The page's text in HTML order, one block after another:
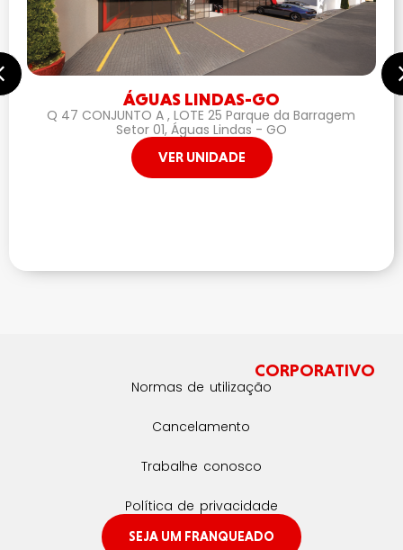
ÁGUAS LINDAS-GO
Q 47 CONJUNTO A , LOTE 25 Parque da Barragem
Setor 01, Águas Lindas - GO
VER UNIDADE
CORPORATIVO
Normas de utilização
Cancelamento
Trabalhe conosco
Política de privacidade
SEJA UM FRANQUEADO